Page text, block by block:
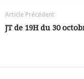
Article Précédent
JT de 19H du 30